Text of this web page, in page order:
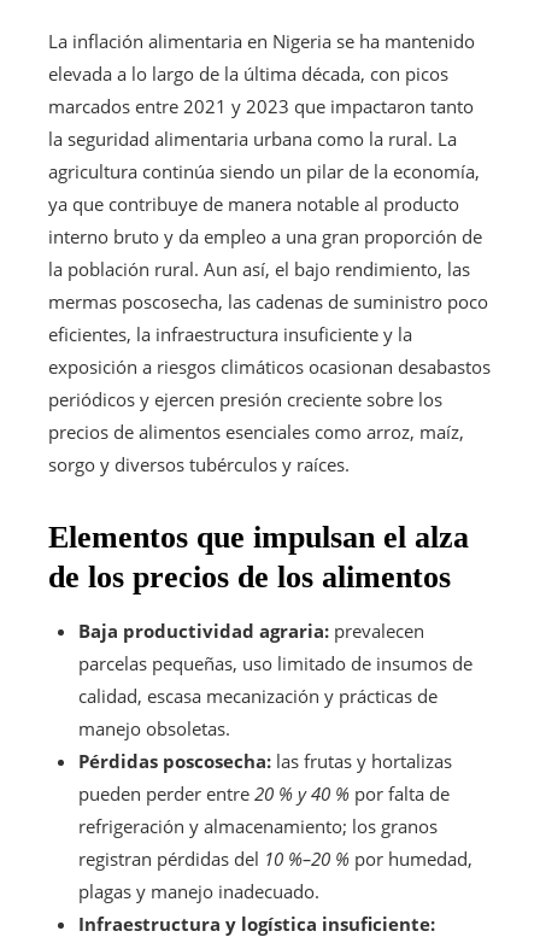
La inflación alimentaria en Nigeria se ha mantenido
elevada a lo largo de la última década, con picos
marcados entre 2021 y 2023 que impactaron tanto
la seguridad alimentaria urbana como la rural. La
agricultura continúa siendo un pilar de la economía,
ya que contribuye de manera notable al producto
interno bruto y da empleo a una gran proporción de
la población rural. Aun así, el bajo rendimiento, las
mermas poscosecha, las cadenas de suministro poco
eficientes, la infraestructura insuficiente y la
exposición a riesgos climáticos ocasionan desabastos
periódicos y ejercen presión creciente sobre los
precios de alimentos esenciales como arroz, maíz,
sorgo y diversos tubérculos y raíces.
Elementos que impulsan el alza
de los precios de los alimentos
Baja productividad agraria: prevalecen
parcelas pequeñas, uso limitado de insumos de
calidad, escasa mecanización y prácticas de
manejo obsoletas.
Pérdidas poscosecha: las frutas y hortalizas
pueden perder entre 20 % y 40 % por falta de
refrigeración y almacenamiento; los granos
registran pérdidas del 10 %–20 % por humedad,
plagas y manejo inadecuado.
Infraestructura y logística insuficiente: